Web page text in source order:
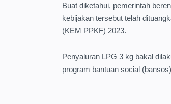
Buat diketahui, pemerintah
kebijakan tersebut telah
(KEM PPKF) 2023.
Penyaluran LPG 3 kg bakal
program bantuan social